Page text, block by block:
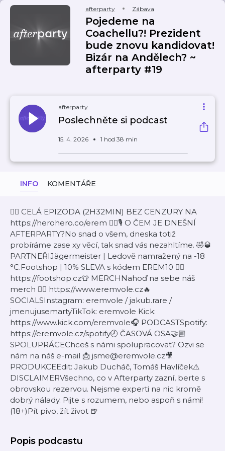
afterparty Zábava
Pojedeme na
Coachellu?! Prezident
bude znovu kandidovat!
Bizár na Andělech? ~
afterparty #19
afterparty
Poslechněte si podcast
15. 4. 2026 1 hod 38 min
INFO KOMENTÁŘE
👉🏼 CELÁ EPIZODA (2H32MIN) BEZ CENZURY NA
https://herohero.co/erem 👈🏼🎙️ O ČEM JE DNEŠNÍ
AFTERPARTY?No snad o všem, dneska totiž
probíráme zase xy věcí, tak snad vás nezahltíme. 🤣🥃
PARTNEŘIJägermeister | Ledově namražený na -18
°C.Footshop | 10% SLEVA s kódem EREM10 👉🏼
https://footshop.cz👕 MERCHNahoď na sebe náš
merch 👉🏼 https://www.eremvole.cz🔥
SOCIALSInstagram: eremvole / jakub.rare /
jmenujusemartyTikTok: eremvole Kick:
https://www.kick.com/eremvole🎧 PODCASTSpotify:
https://eremvole.cz/spotify🕗 ČASOVÁ OSA🤝🏼
SPOLUPRÁCEChceš s námi spolupracovat? Ozvi se
nám na náš e-mail 📩 jsme@eremvole.cz🎥
PRODUKCEEdit: Jakub Ducháč, Tomáš Havlíček⚠️
DISCLAIMERVšechno, co v Afterparty zazní, berte s
obrovskou rezervou. Nejsme experti na nic kromě
dobrý nálady. Pijte s rozumem, nebo aspoň s námi!
(18+)Pít pivo, žít život 🍺
Popis podcastu